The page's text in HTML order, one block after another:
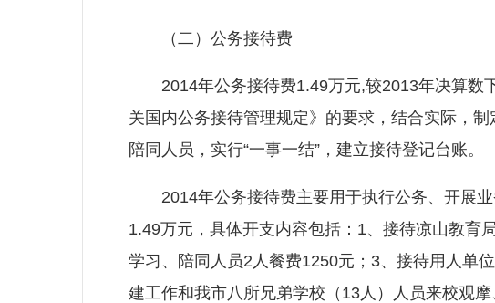
（二）公务接待费
2014年公务接待费1.49万元,较2013年决算数
关国内公务接待管理规定》的要求，结合实际，
陪同人员，实行“一事一结”，建立接待登记台账。
2014年公务接待费主要用于执行公务、开展业
1.49万元，具体开支内容包括：1、接待凉山教育
学习、陪同人员2人餐费1250元；3、接待用人单
建工作和我市八所兄弟学校（13人）人员来校观